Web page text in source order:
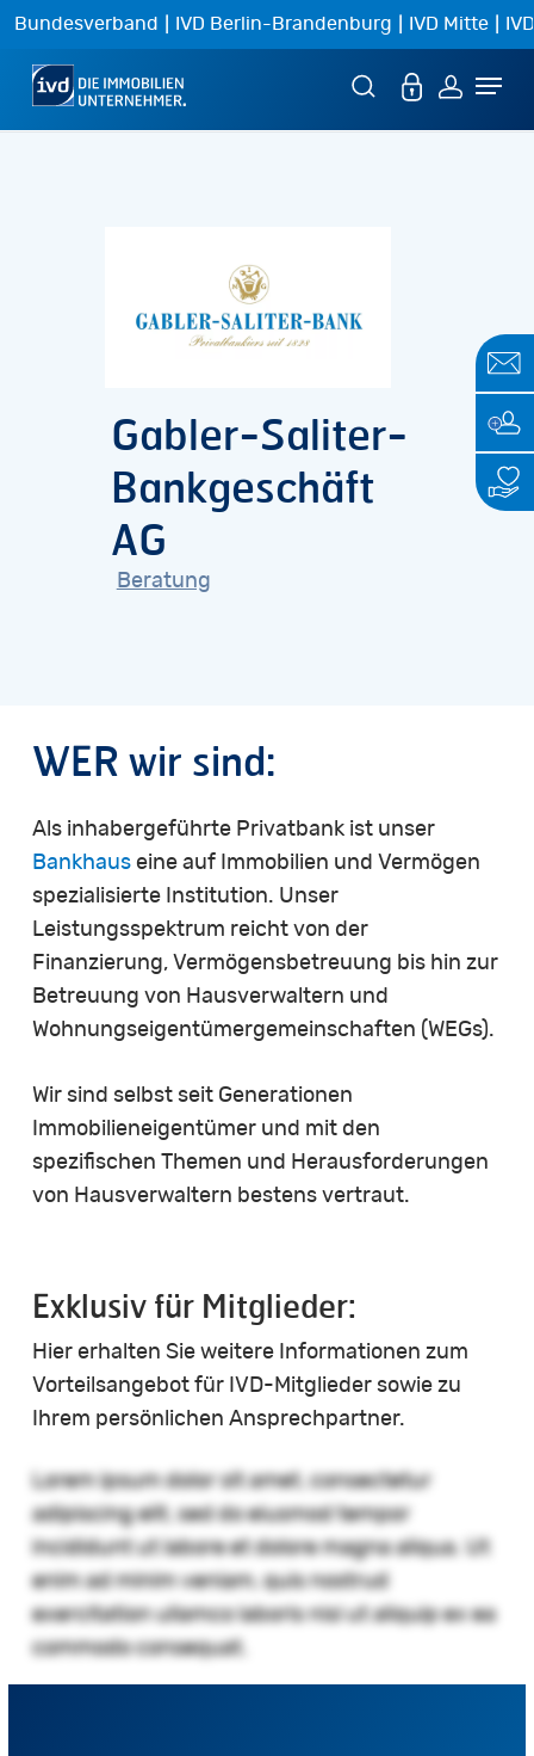
Skip
main
Bundesverband | IVD Berlin-Brandenburg | IVD Mitte |
Gabler-Saliter-
Bankgeschäft
AG
Beratung
WER wir sind:
Als inhabergeführte Privatbank ist unser
Bankhauseine auf Immobilien und Vermögen
spezialisierte Institution. Unser
Leistungsspektrum reicht von der
Finanzierung, Vermögensbetreuung bis hin zur
Betreuung von Hausverwaltern und
Wohnungseigentümergemeinschaften (WEGs).
Wir sind selbst seit Generationen
Immobilieneigentümer und mit den
spezifischen Themen und Herausforderungen
von Hausverwaltern bestens vertraut.
Exklusiv für Mitglieder:
Hier erhalten Sie weitere Informationen zum
Vorteilsangebot für IVD-Mitglieder sowie zu
Ihrem persönlichen Ansprechpartner.
Lorem ipsum dolor sit amet, consectetur
adipiscing elit, sed do eiusmod tempor
incididunt ut labore et dolore magna aliqua. Ut
enim ad minim veniam, quis nostrud
exercitation ullamco laboris nisi ut aliquip ex ea
commodo consequat.